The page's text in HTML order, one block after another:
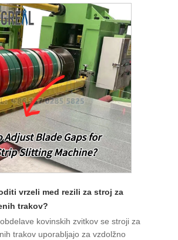
vrzeli med rezili za stroj za
trakov?
kovinskih zvitkov se stroji za
trakov uporabljajo za vzdolžno